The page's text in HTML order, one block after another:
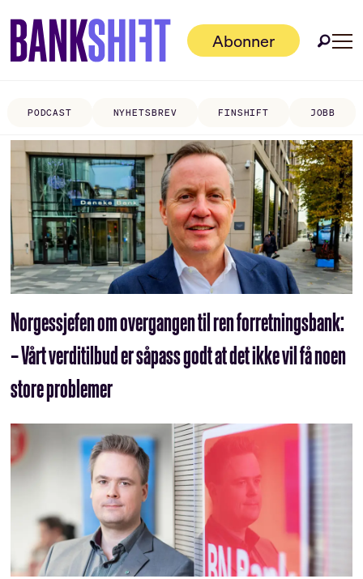
Abonner
PODCAST NYHETSBREV FINSHIFT JOBB
Tag:
danske
bank
norge
Norgessjefen om overgangen til ren forretningsbank:
– Vårt verditilbud er såpass godt at det ikke vil få noen
store problemer